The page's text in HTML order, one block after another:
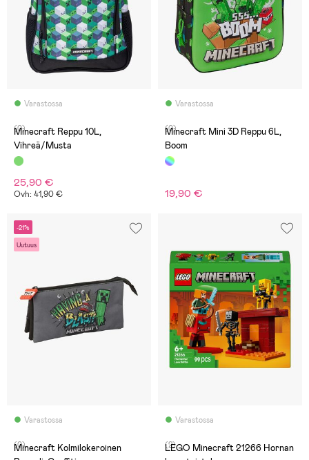
Varastossa
(0)
Minecraft Reppu 10L,
Vihreä/Musta
25,90 €
Ovh: 41,90 €
Varastossa
(0)
Minecraft Mini 3D Reppu 6L,
Boom
19,90 €
-21%
Uutuus
Varastossa
(0)
Minecraft Kolmilokeroinen
Varastossa
(2)
LEGO Minecraft 21266 Hornan